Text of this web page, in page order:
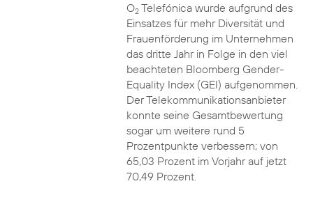
O2Telefónica wurde aufgrund des
Einsatzes für mehr Diversität und
Frauenförderung im Unternehmen
das dritte Jahr in Folge in den viel
beachteten Bloomberg Gender-
Equality Index (GEI) aufgenommen.
Der Telekommunikationsanbieter
konnte seine Gesamtbewertung
sogar um weitere rund 5
Prozentpunkte verbessern; von
65,03 Prozent im Vorjahr auf jetzt
70,49 Prozent.